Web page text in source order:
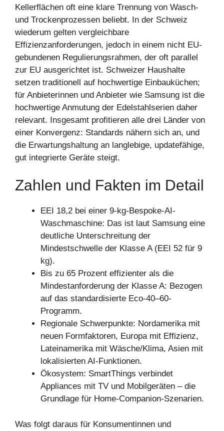
Kellerflächen oft eine klare Trennung von Wasch-
und Trockenprozessen beliebt. In der Schweiz
wiederum gelten vergleichbare
Effizienzanforderungen, jedoch in einem nicht EU-
gebundenen Regulierungsrahmen, der oft parallel
zur EU ausgerichtet ist. Schweizer Haushalte
setzen traditionell auf hochwertige Einbauküchen;
für Anbieterinnen und Anbieter wie Samsung ist die
hochwertige Anmutung der Edelstahlserien daher
relevant. Insgesamt profitieren alle drei Länder von
einer Konvergenz: Standards nähern sich an, und
die Erwartungshaltung an langlebige, updatefähige,
gut integrierte Geräte steigt.
Zahlen und Fakten im Detail
EEI 18,2 bei einer 9-kg-Bespoke-AI-
Waschmaschine: Das ist laut Samsung eine
deutliche Unterschreitung der
Mindestschwelle der Klasse A (EEI 52 für 9
kg).
Bis zu 65 Prozent effizienter als die
Mindestanforderung der Klasse A: Bezogen
auf das standardisierte Eco-40–60-
Programm.
Regionale Schwerpunkte: Nordamerika mit
neuen Formfaktoren, Europa mit Effizienz,
Lateinamerika mit Wäsche/Klima, Asien mit
lokalisierten AI-Funktionen.
Ökosystem: SmartThings verbindet
Appliances mit TV und Mobilgeräten – die
Grundlage für Home-Companion-Szenarien.
Was folgt daraus für Konsumentinnen und